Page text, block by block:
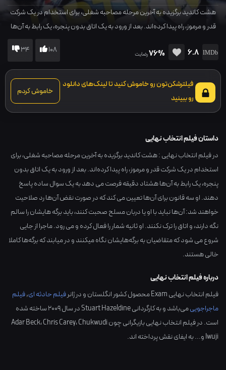
هشت کاندید برگزیده به آخرین مرحله مصاحبه شغلی، برای استخدام در یک شرکت
قدر و مرموز، راه پیدا کرده‌اند. بعد از ورود به یک اتاق بدون پنجره، یک رابط به آن‌ها
هشتاد دقیقه فرصت می دهد به یک سوال ساده پاسخ دهند. او سه قانون برای
آ‌ن‌ها تعیین می کند که در صورت نقض آن‌ها رد صلاحیت خواهند شد: آن‌ها نباید با
او یا دربان مسلح صحبت کنند، باید برگه هایشان را سالم نگه دارند، و اتاق را ترک
نکنند. او ثانیه شمار را فعال کرده و می رود. ماجرا از جایی شروع می شود که
متقاضیان به برگه‌هایشان نگاه میکنند و در میابند که برگه‌ها کاملا خالی هستند.
6.8
76%رضایت 108
34
فیلترشکن‌تون رو خاموش کنید تا لینک‌های دانلود
رو ببینید
خاموش کردم
داستان فیلم انتخاب نهایی
در فیلم انتخاب نهایی : هشت کاندید برگزیده به آخرین مرحله مصاحبه شغلی، برای
استخدام در یک شرکت قدر و مرموز، راه پیدا کرده‌اند. بعد از ورود به یک اتاق بدون
پنجره، یک رابط به آن‌ها هشتاد دقیقه فرصت می دهد به یک سوال ساده پاسخ
دهند. او سه قانون برای آ‌ن‌ها تعیین می کند که در صورت نقض آن‌ها رد صلاحیت
خواهند شد: آن‌ها نباید با او یا دربان مسلح صحبت کنند، باید برگه هایشان را سالم
نگه دارند، و اتاق را ترک نکنند. او ثانیه شمار را فعال کرده و می رود. ماجرا از جایی
شروع می شود که متقاضیان به برگه‌هایشان نگاه میکنند و در میابند که برگه‌ها کاملا
خالی هستند.
درباره فیلم انتخاب نهایی
فیلم انتخاب نهایی Exam محصول کشور انگلستانو در ژانرفیلم حادثه ای,فیلم
ماجراجوییمی‌باشد و به کارگردانیStuart Hazeldineدر سال2009ساخته شده
است. در فیلم انتخاب نهایی بازیگرانی چون
Adar Beck،Chris Carey،Chukwudi
Iwujiو... به ایفای نقش پرداخته اند.